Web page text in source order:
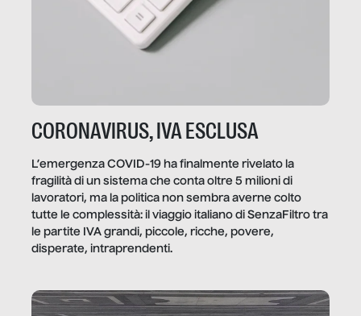
CORONAVIRUS, IVA ESCLUSA
L’emergenza COVID-19 ha finalmente rivelato la
fragilità di un sistema che conta oltre 5 milioni di
lavoratori, ma la politica non sembra averne colto
tutte le complessità: il viaggio italiano di SenzaFiltro tra
le partite IVA grandi, piccole, ricche, povere,
disperate, intraprendenti.